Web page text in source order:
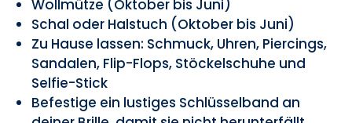
Wollmütze (Oktober bis Juni)
Schal oder Halstuch (Oktober bis Juni)
Zu Hause lassen: Schmuck, Uhren, Piercings,
Sandalen, Flip-Flops, Stöckelschuhe und
Selfie-Stick
Befestige ein lustiges Schlüsselband an